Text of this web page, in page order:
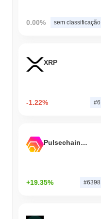
0.00% sem classificação
XRP
-1.22% #6
Pulsechain Bridged HEX (Pulsechain)
+19.35% #6398